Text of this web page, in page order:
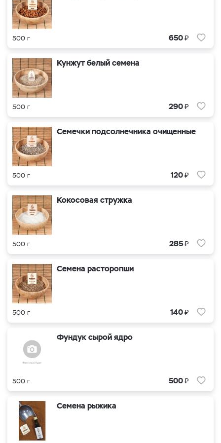
500 г 650₽
Кунжут белый семена
500 г 290₽
Семечки подсолнечника очищенные
500 г 120₽
Кокосовая стружка
500 г 285₽
Семена расторопши
500 г 140₽
Фундук сырой ядро
500 г 500₽
Семена рыжика